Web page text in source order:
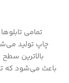
تمامی
چاپ تولید
بالاترین
باعث می‌شود که